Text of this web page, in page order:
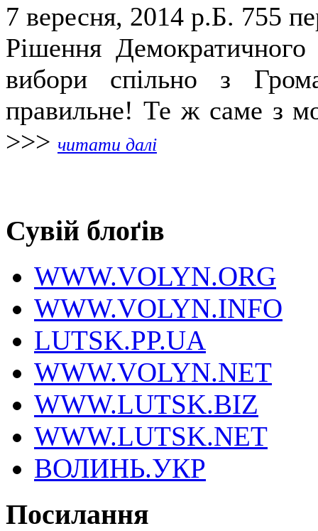
7 вересня, 2014 р.Б. 755
Рішення
вибори спільно з
правильне! Те ж саме з
>>> читати далі
Сувій блоґів
WWW.VOLYN.ORG
WWW.VOLYN.INFO
LUTSK.PP.UA
WWW.VOLYN.NET
WWW.LUTSK.BIZ
WWW.LUTSK.NET
ВОЛИНЬ.УКР
Посилання